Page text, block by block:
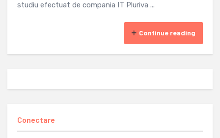
studiu efectuat de compania IT Pluriva ...
Continue reading
Conectare